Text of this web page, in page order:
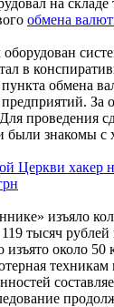
обмена
в
обмена
За
проведения
были знакомы с
Церкви хакер
изъяло
тысяч
около 50
техникам